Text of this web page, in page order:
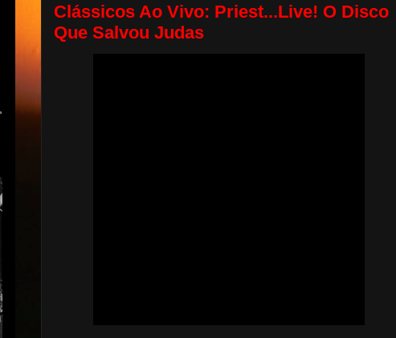
Clássicos Ao Vivo: Priest...Live! O Disco
Que Salvou Judas